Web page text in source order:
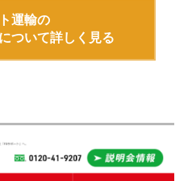
運輸の
ついて詳しく見る